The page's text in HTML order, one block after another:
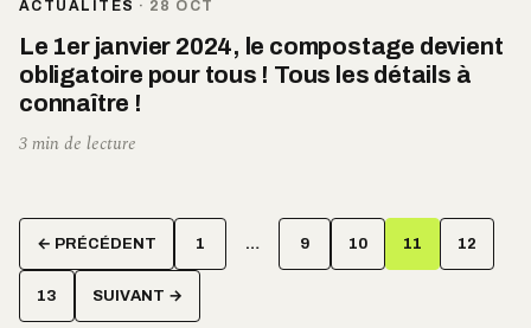
ACTUALITÉS · 28 OCT
Le 1er janvier 2024, le compostage devient
obligatoire pour tous ! Tous les détails à
connaître !
3 min de lecture
Pagination
des
← PRÉCÉDENT 1 … 9 10 11 12
13 SUIVANT →